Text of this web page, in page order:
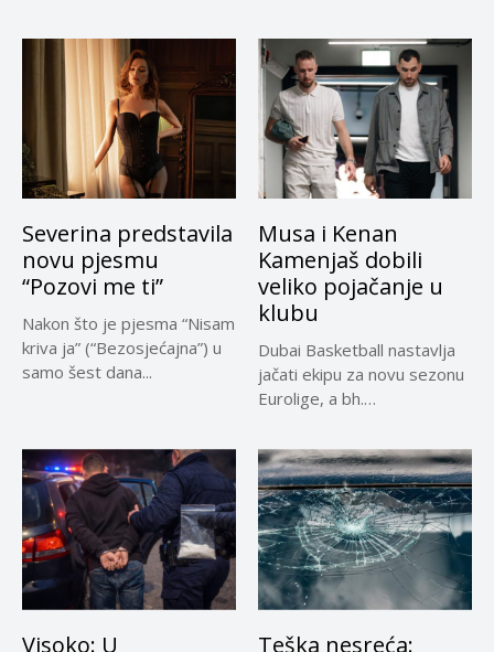
privremeno...
Severina predstavila
novu pjesmu
“Pozovi me ti”
Nakon što je pjesma “Nisam
kriva ja” (“Bezosjećajna”) u
samo šest dana...
Musa i Kenan
Kamenjaš dobili
veliko pojačanje u
klubu
Dubai Basketball nastavlja
jačati ekipu za novu sezonu
Eurolige, a bh.
Visoko: U Teška nesreća: